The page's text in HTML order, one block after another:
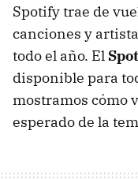
Spotify trae de
canciones y
todo el año. El
disponible para
mostramos cómo
esperado de la